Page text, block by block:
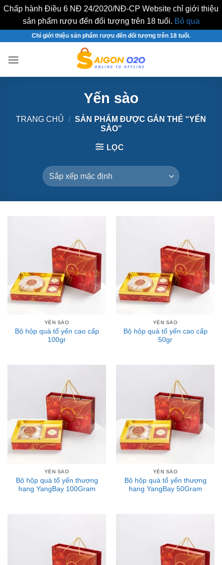
Chấp hành Điều 6 NĐ 24/2020/NĐ-CP Website chỉ giới thiệu
sản phẩm rượu đến đối tượng trên 18 tuổi. Bỏ qua
nội
Chỉ giới thiệu sản phẩm rượu đến đối tượng trên 18 tuổi.
Yến sào
TRANG CHỦ / SẢN PHẨM ĐƯỢC GẮN THẺ “YẾN
SÀO”
LỌC
YẾN SÀO
Bộ hộp quà tổ yến cao cấp
100gr
YẾN SÀO
Bộ hộp quà tổ yến cao cấp
50gr
YẾN SÀO
Bộ hộp quà tổ yến thượng
hạng YangBay 100Gram
YẾN SÀO
Bộ hộp quà tổ yến thượng
hạng YangBay 50Gram